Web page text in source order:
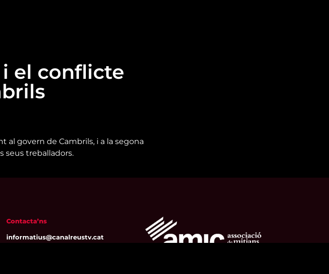
el conflicte
al govern de Cambrils, i a la segona
seus treballadors.
Contacta’ns
informatius@canalreustv.cat